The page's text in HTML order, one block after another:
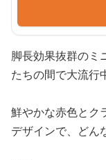
脚長効果抜群のミ
たちの間で大流行
鮮やかな赤色とク
デザインで、どん